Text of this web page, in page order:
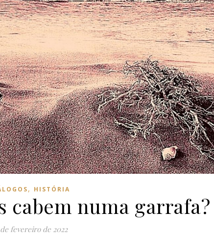
, HISTÓRIA
cabem numa garrafa?
fevereiro de 2022